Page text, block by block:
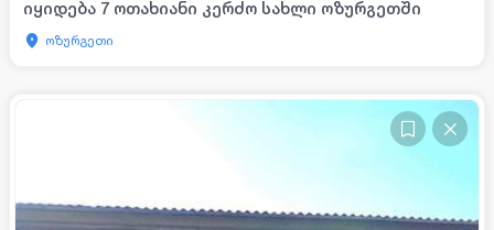
იყიდება 7 ოთახიანი კერძო სახლი ოზურგეთში
ოზურგეთი